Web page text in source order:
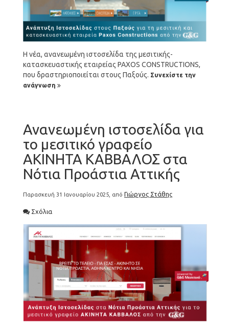
Η νέα, ανανεωμένη ιστοσελίδα της μεσιτικής-
κατασκευαστικής εταιρείας PAXOS CONSTRUCTIONS,
που δραστηριοποιείται στους Παξούς. Συνεχίστε την
ανάγνωση
Ανανεωμένη ιστοσελίδα για
το μεσιτικό γραφείο
ΑΚΙΝΗΤΑ ΚΑΒΒΑΛΟΣ στα
Νότια Προάστια Αττικής
Παρασκευή 31 Ιανουαρίου 2025, από Γιώργος Στάθης
Σχόλια